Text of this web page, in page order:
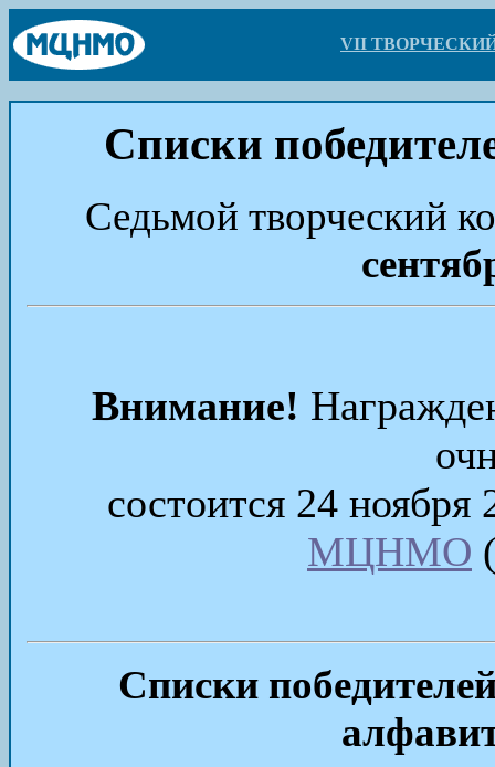
VII
Списки
Седьмой творческий
Внимание!
состоится 24 ноября
МЦНМО
Списки